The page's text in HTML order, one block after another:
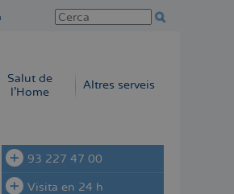
Salut de
l'Home
Altres serveis
93 227 47 00
Visita en 24 h